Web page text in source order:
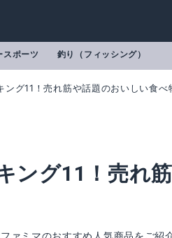
スポーツ 釣り（フィッシング）
ング11！売れ筋や話題のおいしい食べ
ング11！売れ